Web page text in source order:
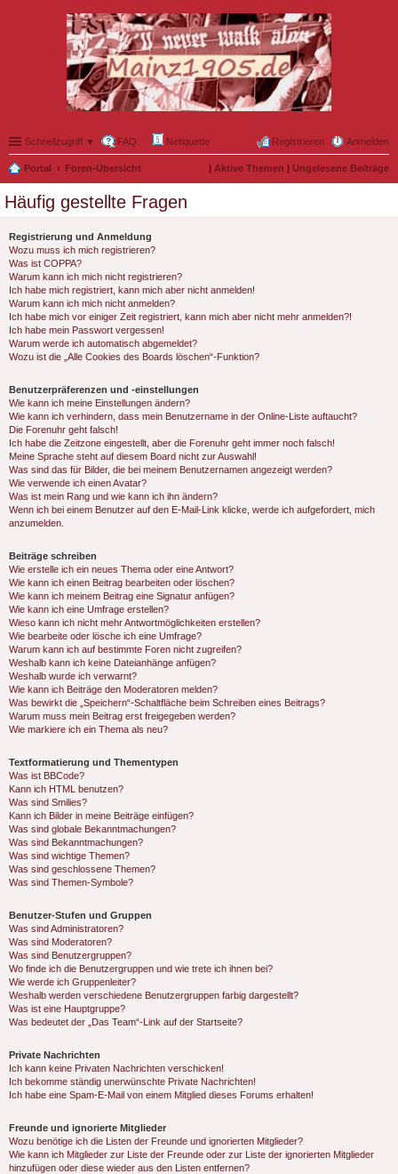
Schnellzugriff ▼ FAQ Netiquette Anmelden
Registrieren
Portal Foren-Übersicht | Aktive Themen | Ungelesene Beiträge
Häufig gestellte Fragen
Registrierung und Anmeldung
Wozu muss ich mich registrieren?
Was ist COPPA?
Warum kann ich mich nicht registrieren?
Ich habe mich registriert, kann mich aber nicht anmelden!
Warum kann ich mich nicht anmelden?
Ich habe mich vor einiger Zeit registriert, kann mich aber nicht mehr anmelden?!
Ich habe mein Passwort vergessen!
Warum werde ich automatisch abgemeldet?
Wozu ist die „Alle Cookies des Boards löschen“-Funktion?
Benutzerpräferenzen und -einstellungen
Wie kann ich meine Einstellungen ändern?
Wie kann ich verhindern, dass mein Benutzername in der Online-Liste auftaucht?
Die Forenuhr geht falsch!
Ich habe die Zeitzone eingestellt, aber die Forenuhr geht immer noch falsch!
Meine Sprache steht auf diesem Board nicht zur Auswahl!
Was sind das für Bilder, die bei meinem Benutzernamen angezeigt werden?
Wie verwende ich einen Avatar?
Was ist mein Rang und wie kann ich ihn ändern?
Wenn ich bei einem Benutzer auf den E-Mail-Link klicke, werde ich aufgefordert, mich
anzumelden.
Beiträge schreiben
Wie erstelle ich ein neues Thema oder eine Antwort?
Wie kann ich einen Beitrag bearbeiten oder löschen?
Wie kann ich meinem Beitrag eine Signatur anfügen?
Wie kann ich eine Umfrage erstellen?
Wieso kann ich nicht mehr Antwortmöglichkeiten erstellen?
Wie bearbeite oder lösche ich eine Umfrage?
Warum kann ich auf bestimmte Foren nicht zugreifen?
Weshalb kann ich keine Dateianhänge anfügen?
Weshalb wurde ich verwarnt?
Wie kann ich Beiträge den Moderatoren melden?
Was bewirkt die „Speichern“-Schaltfläche beim Schreiben eines Beitrags?
Warum muss mein Beitrag erst freigegeben werden?
Wie markiere ich ein Thema als neu?
Textformatierung und Thementypen
Was ist BBCode?
Kann ich HTML benutzen?
Was sind Smilies?
Kann ich Bilder in meine Beiträge einfügen?
Was sind globale Bekanntmachungen?
Was sind Bekanntmachungen?
Was sind wichtige Themen?
Was sind geschlossene Themen?
Was sind Themen-Symbole?
Benutzer-Stufen und Gruppen
Was sind Administratoren?
Was sind Moderatoren?
Was sind Benutzergruppen?
Wo finde ich die Benutzergruppen und wie trete ich ihnen bei?
Wie werde ich Gruppenleiter?
Weshalb werden verschiedene Benutzergruppen farbig dargestellt?
Was ist eine Hauptgruppe?
Was bedeutet der „Das Team“-Link auf der Startseite?
Private Nachrichten
Ich kann keine Privaten Nachrichten verschicken!
Ich bekomme ständig unerwünschte Private Nachrichten!
Ich habe eine Spam-E-Mail von einem Mitglied dieses Forums erhalten!
Freunde und ignorierte Mitglieder
Wozu benötige ich die Listen der Freunde und ignorierten Mitglieder?
Wie kann ich Mitglieder zur Liste der Freunde oder zur Liste der ignorierten Mitglieder
hinzufügen oder diese wieder aus den Listen entfernen?